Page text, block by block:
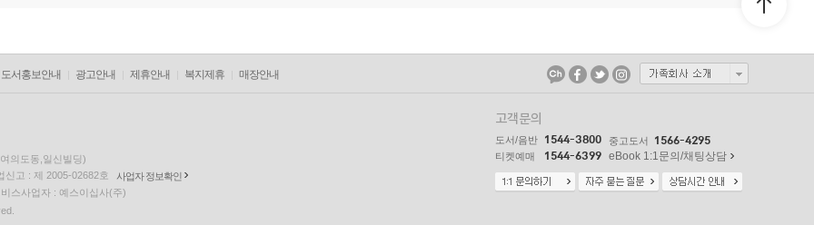
도서홍보안내 광고안내 제휴안내 복지제휴 매장안내
의도동,일신빌딩)
고 : 제 2005-02682호
사업자 정보확인
스사업자 : 예스이십사(주)
고객문의
도서/음반 1544-3800 중고도서 1566-4295
티켓예매 1544-6399 eBook 1:1문의/채팅상담